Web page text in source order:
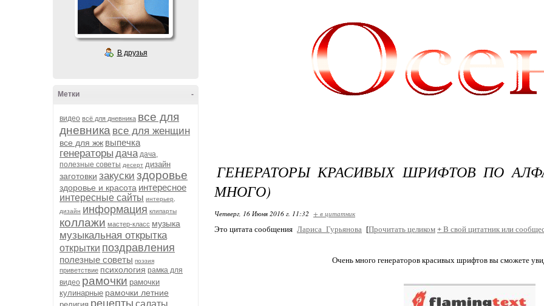
В друзья
-
Метки
видео всё для дневника все для
дневника все для женщин
все для жж выпечка
генераторы дача дача,
полезные советы десерт дизайн
заготовки закуски здоровье
здоровье и красота интересное
интересные сайты интерьер,
дизайн информация клипарты
коллажи мастер-класс музыка
музыкальная открытка
открытки поздравления
полезные советы поэзия
приветствие психология рамка для
видео рамочки рамочки
кулинарные рамочки летние
рецепты салаты
ГЕНЕРАТОРЫ КРАСИВЫХ ШРИФТОВ ПО
МНОГО)
Четверг, 16 Июня 2016 г. 11:32 + в цитатник
Это цитата сообщения Лариса_Гурьянова [Прочитать целиком + В свой цитатник или
Очень много генераторов красивых шрифтов вы сможете